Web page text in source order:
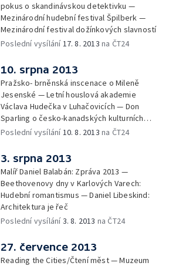
pokus o skandinávskou detektivku —
Mezinárodní hudební festival Špilberk —
Mezinárodní festival dožínkových slavností
Poslední vysílání17. 8. 2013 na ČT24
10. srpna 2013
Pražsko- brněnská inscenace o Mileně
Jesenské — Letní houslová akademie
Václava Hudečka v Luhačovicích — Don
Sparling o česko-kanadských kulturních
vztazích — Zermřel režisér Jiří Krejčík
Poslední vysílání10. 8. 2013 na ČT24
3. srpna 2013
Malíř Daniel Balabán: Zpráva 2013 —
Beethovenovy dny v Karlových Varech:
Hudební romantismus — Daniel Libeskind:
Architektura je řeč
Poslední vysílání3. 8. 2013 na ČT24
27. července 2013
Reading the Cities/Čtení měst — Muzeum